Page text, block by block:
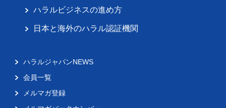
ハラルビジネスの進め方
日本と海外のハラル認証機関
ハラルジャパンNEWS
会員一覧
メルマガ登録